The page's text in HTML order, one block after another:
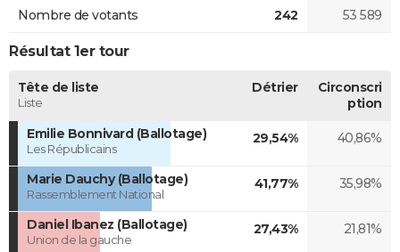
Nombre de votants 242 53 589
Résultat 1er tour
Tête de liste
Liste
Détrier
Circonscri
ption
Emilie Bonnivard (Ballotage)
Les Républicains
29,54% 40,86%
Marie Dauchy (Ballotage)
Rassemblement National
41,77% 35,98%
Daniel Ibanez (Ballotage)
Union de la gauche
27,43% 21,81%